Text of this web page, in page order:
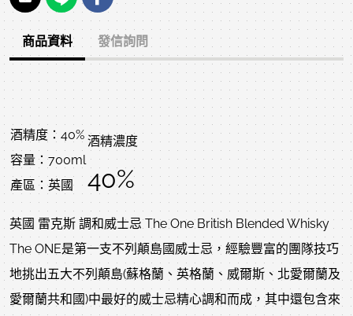
商品資料 發信詢問
酒精度：40%
容量：700ml
產區：英國
酒精濃度
40%
英國 雷克斯 調和威士忌 The One British Blended Whisky
The ONE是第一支不列顛島國威士忌，經驗豐富的團隊技巧
地挑出五大不列顛島(蘇格蘭、英格蘭、威爾斯、北愛爾蘭及
愛爾蘭共和國)中最好的威士忌精心調和而成，其中還包含來